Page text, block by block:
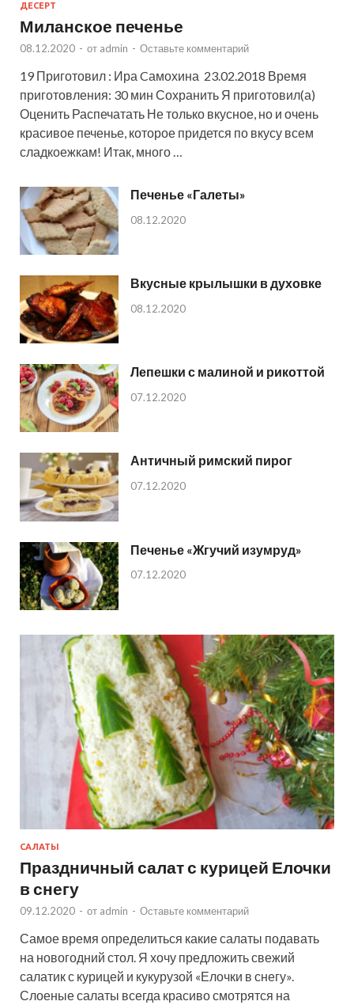
ДЕСЕРТ
Миланское печенье
08.12.2020 - от admin - Оставьте комментарий
19 Приготовил : Ира Cамохина 23.02.2018 Время
приготовления: 30 мин Сохранить Я приготовил(а)
Оценить Распечатать Не только вкусное, но и очень
красивое печенье, которое придется по вкусу всем
сладкоежкам! Итак, много …
Печенье «Галеты»
08.12.2020
Вкусные крылышки в духовке
08.12.2020
Лепешки с малиной и рикоттой
07.12.2020
Античный римский пирог
07.12.2020
Печенье «Жгучий изумруд»
07.12.2020
САЛАТЫ
Праздничный салат с курицей Елочки
в снегу
09.12.2020 - от admin - Оставьте комментарий
Самое время определиться какие салаты подавать
на новогодний стол. Я хочу предложить свежий
салатик с курицей и кукурузой «Елочки в снегу».
Слоеные салаты всегда красиво смотрятся на